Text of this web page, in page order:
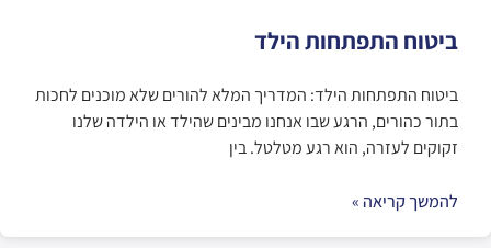
ביטוח התפתחות הילד
ביטוח התפתחות הילד: המדריך המלא להורים שלא מוכנים לחכות
בתור כהורים, הרגע שבו אנחנו מבינים שהילד או הילדה שלנו
זקוקים לעזרה, הוא רגע מטלטל. בין
להמשך קריאה »